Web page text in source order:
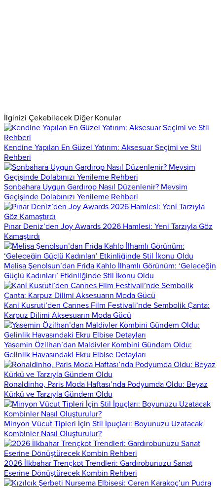
İlginizi Çekebilecek Diğer Konular
Kendine Yapılan En Güzel Yatırım: Aksesuar Seçimi ve Stil
Rehberi
Sonbahara Uygun Gardırop Nasıl Düzenlenir? Mevsim
Geçişinde Dolabınızı Yenileme Rehberi
Pınar Deniz’den Joy Awards 2026 Hamlesi: Yeni Tarzıyla Göz
Kamaştırdı
Melisa Şenolsun’dan Frida Kahlo İlhamlı Görünüm: ‘Geleceğin
Güçlü Kadınları’ Etkinliğinde Stil İkonu Oldu
Kani Kusruti’den Cannes Film Festivali’nde Sembolik Çanta:
Karpuz Dilimi Aksesuarın Moda Gücü
Yasemin Özilhan’dan Maldivler Kombini Gündem Oldu:
Gelinlik Havasındaki Ekru Elbise Detayları
Ronaldinho, Paris Moda Haftası’nda Podyumda Oldu: Beyaz
Kürkü ve Tarzıyla Gündem Oldu
Minyon Vücut Tipleri İçin Stil İpuçları: Boyunuzu Uzatacak
Kombinler Nasıl Oluşturulur?
2026 İlkbahar Trençkot Trendleri: Gardırobunuzu Sanat
Eserine Dönüştürecek Kombin Rehberi